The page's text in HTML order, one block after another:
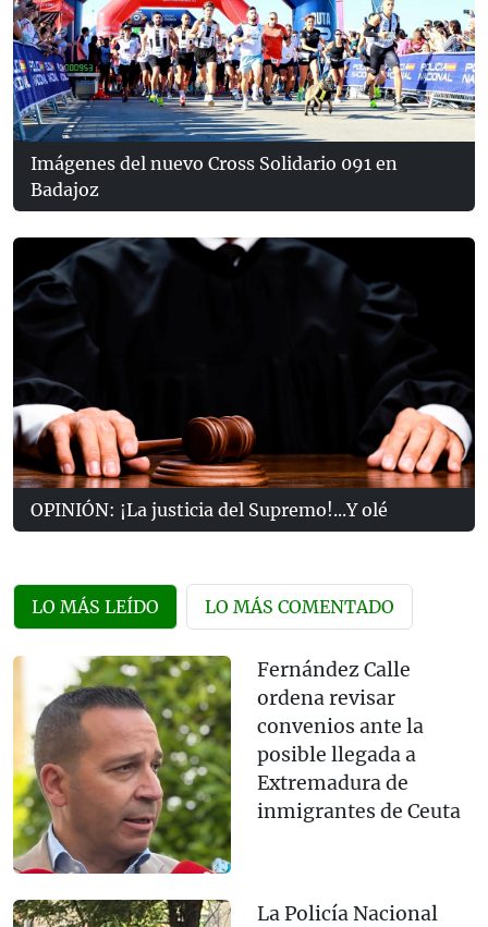
Imágenes del nuevo Cross Solidario 091 en
Badajoz
OPINIÓN: ¡La justicia del Supremo!...Y olé
LO MÁS LEÍDO LO MÁS COMENTADO
Fernández Calle
ordena revisar
convenios ante la
posible llegada a
Extremadura de
inmigrantes de Ceuta
La Policía Nacional